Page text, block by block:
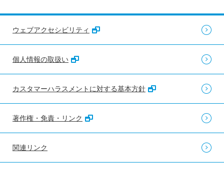
ウェブアクセシビリティ
個人情報の取扱い
カスタマーハラスメントに対する基本方針
著作権・免責・リンク
関連リンク